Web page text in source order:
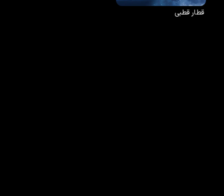
قطار قطبی